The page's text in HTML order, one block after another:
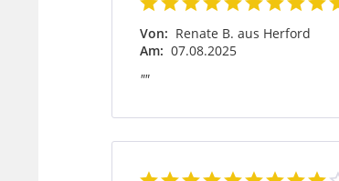
Von: Renate B. aus Herford
Am: 07.08.2025
""